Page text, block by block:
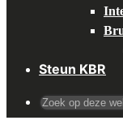
Steun KBR
Search
for: